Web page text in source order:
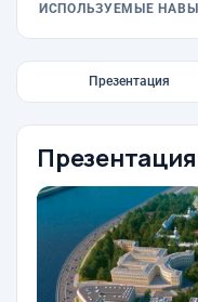
ИСПОЛЬЗУЕМЫЕ
Презентация